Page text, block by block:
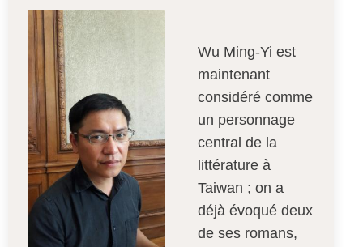
Wu Ming-Yi est
maintenant
considéré comme
un personnage
central de la
littérature à
Taiwan ; on a
déjà évoqué deux
de ses romans,